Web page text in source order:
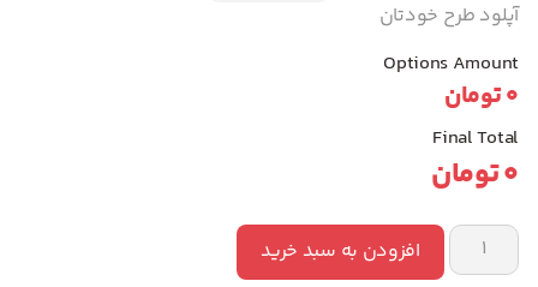
آپلود طرح خودتان
Options Amount
0تومان
Final Total
0تومان
افزودن به سبد خرید